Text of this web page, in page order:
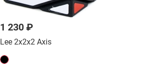
1 230 ₽
Lee 2x2x2 Axis